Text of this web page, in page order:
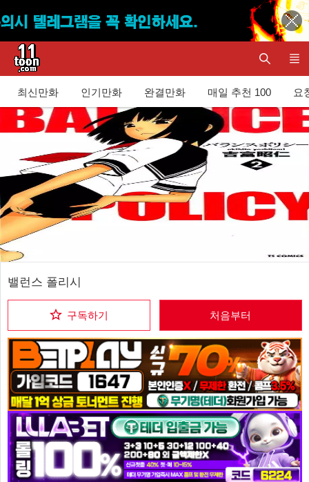
최신만화 인기만화 완결만화 매일 추천 100 요
밸런스 폴리시
구독하기 처음부터